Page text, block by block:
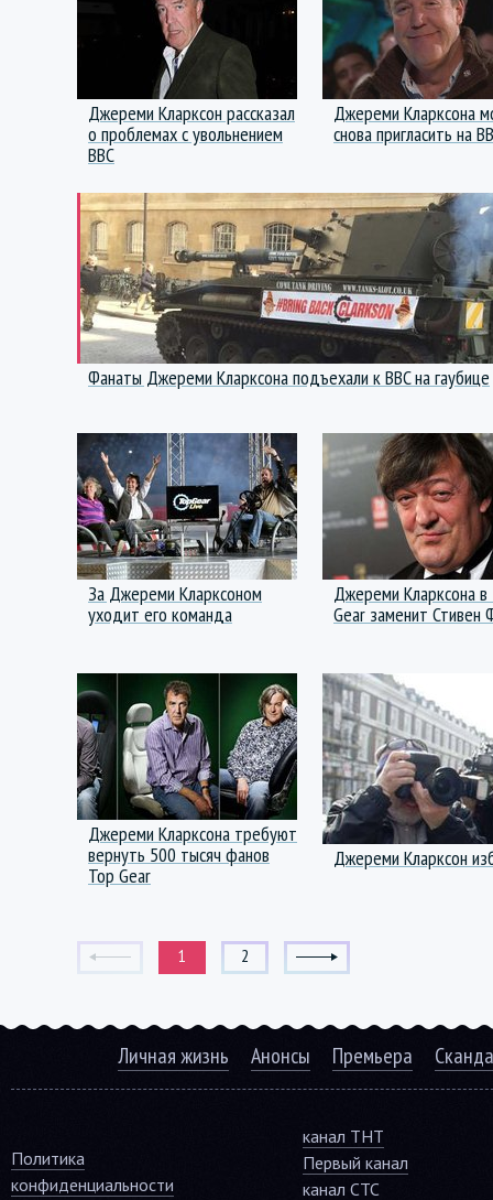
Джереми Кларксон рассказал
о проблемах c увольнением
BBC
Джереми Кларксона
снова пригласить на
Фанаты Джереми Кларксона подъехали к BBC на гаубице
За Джереми Кларксоном
уходит его команда
Джереми Кларксона в
Gear заменит Стивен
Джереми Кларксона требуют
вернуть 500 тысяч фанов
Top Gear
Джереми Кларксон
1 2
Личная жизнь Анонсы Премьера
Политика
конфиденциальности
канал ТНТ
Первый канал
канал СТС